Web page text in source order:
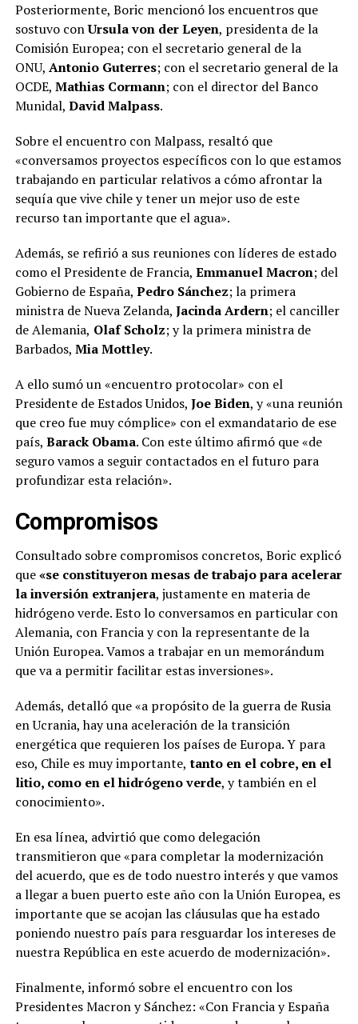
Posteriormente, Boric mencionó los encuentros que
sostuvo conUrsula von der Leyen, presidenta de la
Comisión Europea; con el secretario general de la
ONU, Antonio Guterres; con el secretario general de la
OCDE, Mathias Cormann; con el director del Banco
Munidal, David Malpass.
Sobre el encuentro con Malpass, resaltó que
«conversamos proyectos específicos con lo que estamos
trabajando en particular relativos a cómo afrontar la
sequía que vive chile y tener un mejor uso de este
recurso tan importante que el agua».
Además, se refirió a sus reuniones con líderes de estado
como el Presidente de Francia, Emmanuel Macron; del
Gobierno de España, Pedro Sánchez; la primera
ministra de Nueva Zelanda, Jacinda Ardern; el canciller
de Alemania, Olaf Scholz; y la primera ministra de
Barbados, Mia Mottley.
A ello sumó un «encuentro protocolar» con el
Presidente de Estados Unidos, Joe Biden, y «una reunión
que creo fue muy cómplice» con el exmandatario de ese
país, Barack Obama. Con este último afirmó que «de
seguro vamos a seguir contactados en el futuro para
profundizar esta relación».
Compromisos
Consultado sobre compromisos concretos, Boric explicó
que«se constituyeron mesas de trabajo para acelerar
la inversión extranjera, justamente en materia de
hidrógeno verde. Esto lo conversamos en particular con
Alemania, con Francia y con la representante de la
Unión Europea. Vamos a trabajar en un memorándum
que va a permitir facilitar estas inversiones».
Además, detalló que «a propósito de la guerra de Rusia
en Ucrania, hay una aceleración de la transición
energética que requieren los países de Europa. Y para
eso, Chile es muy importante, tanto en el cobre, en el
litio, como en el hidrógeno verde, y también en el
conocimiento».
En esa línea, advirtió que como delegación
transmitieron que «para completar la modernización
del acuerdo, que es de todo nuestro interés y que vamos
a llegar a buen puerto este año con la Unión Europea, es
importante que se acojan las cláusulas que ha estado
poniendo nuestro país para resguardar los intereses de
nuestra República en este acuerdo de modernización».
Finalmente, informó sobre el encuentro con los
Presidentes Macron y Sánchez: «Con Francia y España